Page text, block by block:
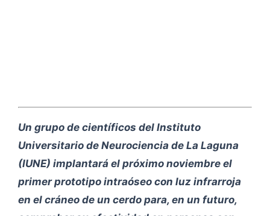
Un grupo de científicos del Instituto
Universitario de Neurociencia de La Laguna
(IUNE) implantará el próximo noviembre el
primer prototipo intraóseo con luz infrarroja
en el cráneo de un cerdo para, en un futuro,